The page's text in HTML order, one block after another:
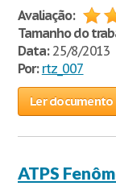
Avaliação:
Tamanho do
Data:25/8/2013
Por: rtz_007
Ler documento
ATPS